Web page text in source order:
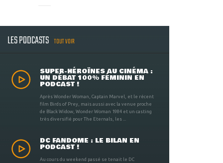
LES PODCASTS TOUT VOIR
SUPER-HÉROÏNES AU CINÉMA :
UN DÉBAT 100% FÉMININ EN
PODCAST !
Après Wonder Woman, Captain Marvel, et le récent
film Birds of Prey, mais aussi avec la venue proche
de Black Widow, Wonder Woman 1984 et un casting
très diversifié pour The Eternals, les ...
DC FANDOME : LE BILAN EN
PODCAST !
Au cours du weekend passé se tenait le DC